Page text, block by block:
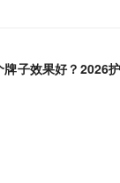
牌子效果好？2026